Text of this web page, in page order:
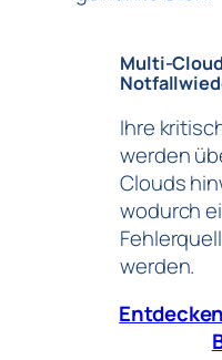
Multi-
Ihre
werden
Clouds
wodurch
werden.